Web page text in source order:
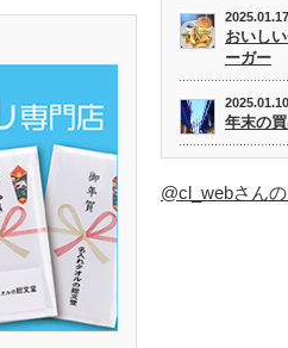
2025.01.17
おいし
ーガー
2025.01.10
年末の
@cl_webさん